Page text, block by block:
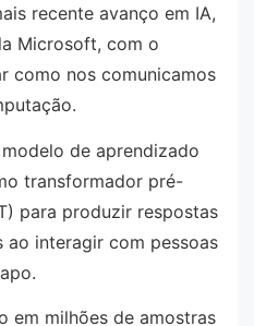
recente avanço em IA,
Microsoft, com o
como nos comunicamos
de aprendizado
transformador pré-
para produzir respostas
ao interagir com pessoas
em milhões de amostras